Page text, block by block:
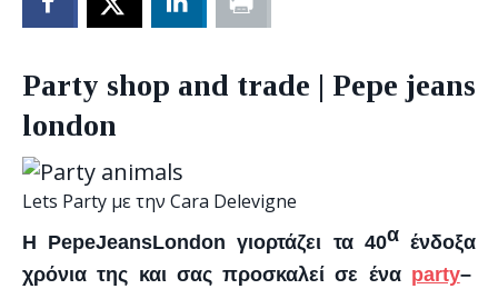
Party shop and trade | Pepe jeans
london
Lets Party με την Cara Delevigne
H PepeJeansLondonγιορτάζει τα 40α ένδοξα
χρόνια της και σας προσκαλεί σε ένα party–